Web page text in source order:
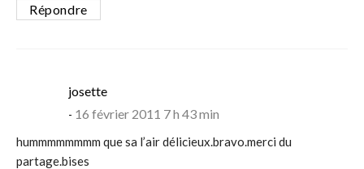
Répondre
josettesays:
16 février 2011 7 h 43 min
hummmmmmmm que sa l’air délicieux.bravo.merci du
partage.bises